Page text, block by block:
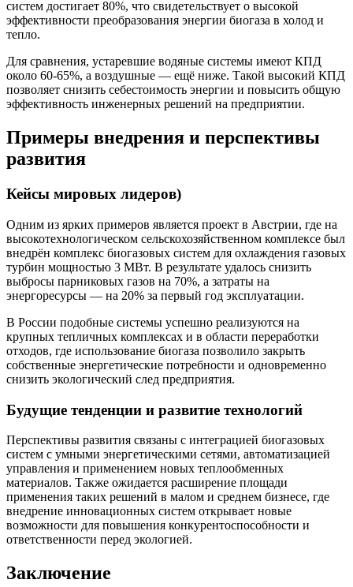
систем достигает 80%, что свидетельствует о высокой
эффективности преобразования энергии биогаза в холод и
тепло.
Для сравнения, устаревшие водяные системы имеют КПД
около 60-65%, а воздушные — ещё ниже. Такой высокий КПД
позволяет снизить себестоимость энергии и повысить общую
эффективность инженерных решений на предприятии.
Примеры внедрения и перспективы
развития
Кейсы мировых лидеров)
Одним из ярких примеров является проект в Австрии, где на
высокотехнологическом сельскохозяйственном комплексе был
внедрён комплекс биогазовых систем для охлаждения газовых
турбин мощностью 3 МВт. В результате удалось снизить
выбросы парниковых газов на 70%, а затраты на
энергоресурсы — на 20% за первый год эксплуатации.
В России подобные системы успешно реализуются на
крупных тепличных комплексах и в области переработки
отходов, где использование биогаза позволило закрыть
собственные энергетические потребности и одновременно
снизить экологический след предприятия.
Будущие тенденции и развитие технологий
Перспективы развития связаны с интеграцией биогазовых
систем с умными энергетическими сетями, автоматизацией
управления и применением новых теплообменных
материалов. Также ожидается расширение площади
применения таких решений в малом и среднем бизнесе, где
внедрение инновационных систем открывает новые
возможности для повышения конкурентоспособности и
ответственности перед экологией.
Заключение